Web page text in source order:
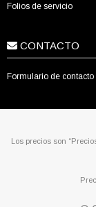
Folios de servicio
CONTACTO
Formulario de contacto
Los precios son